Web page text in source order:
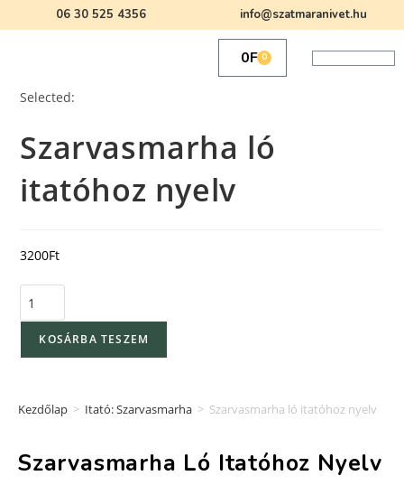
06 30 525 4356 info@szatmaranivet.hu
0Ft0
Selected:
Szarvasmarha ló
itatóhoz nyelv
3200Ft
KOSÁRBA TESZEM
Kezdőlap > Itató: Szarvasmarha > Szarvasmarha ló itatóhoz nyelv
Szarvasmarha Ló Itatóhoz Nyelv